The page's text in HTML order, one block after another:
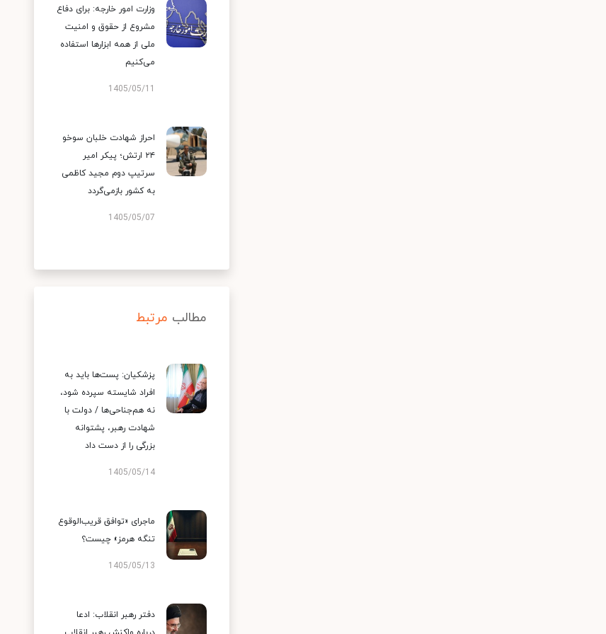
وزارت امور خارجه: برای دفاع
مشروع از حقوق و امنیت
ملی از همه ابزارها استفاده
می‌کنیم
1405/05/11
احراز شهادت خلبان سوخو
۲۴ ارتش؛ پیکر امیر
سرتیپ دوم مجید کاظمی
به کشور بازمی‌گردد
1405/05/07
مطالب مرتبط
پزشکیان: پست‌ها باید به
افراد شایسته سپرده شود،
نه هم‌جناحی‌ها / دولت با
شهادت رهبر، پشتوانه
بزرگی را از دست داد
1405/05/14
ماجرای «توافق قریب‌الوقوع
تنگه هرمز» چیست؟
1405/05/13
دفتر رهبر انقلاب: ادعا